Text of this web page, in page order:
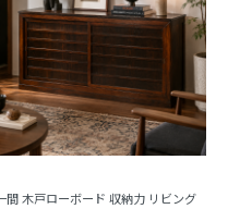
間 木戸ローボード 収納力 リビング